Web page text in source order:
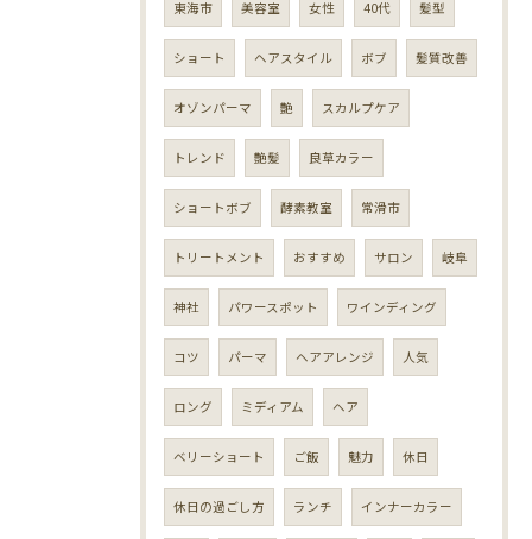
東海市 美容室 女性 40代 髪型
ショート ヘアスタイル ボブ 髪質改善
オゾンパーマ 艶 スカルプケア
トレンド 艶髪 良草カラー
ショートボブ 酵素教室 常滑市
トリートメント おすすめ サロン 岐阜
神社 パワースポット ワインディング
コツ パーマ ヘアアレンジ 人気
ロング ミディアム ヘア
ベリーショート ご飯 魅力 休日
休日の過ごし方 ランチ インナーカラー